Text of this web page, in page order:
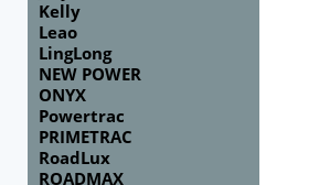
Kelly
Leao
LingLong
NEW POWER
ONYX
Powertrac
PRIMETRAC
RoadLux
ROADMAX